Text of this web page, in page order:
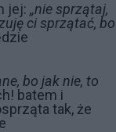
jej: „nie sprzątaj,
ci sprzątać, bo
bo jak nie, to
batem i
tak, że